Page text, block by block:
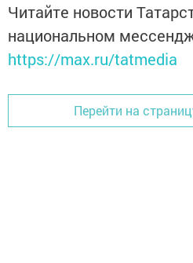
Читайте новости
национальном
https://max.ru/tatmedia
Перейти на